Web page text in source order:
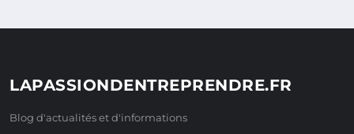
LAPASSIONDENTREPRENDRE.FR
Blog d'actualités et d'informations